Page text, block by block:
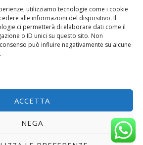
utilizziamo tecnologie come i cookie
alle informazioni del dispositivo. Il
ci permetterà di elaborare dati come il
o ID unici su questo sito. Non
può influire negativamente su alcune
ACCETTA
NEGA
Group Srls |
|Sito web